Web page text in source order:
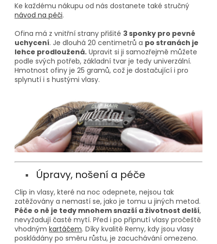
Ke každému nákupu od nás dostanete také stručný
návod na péči.
Ofina má z vnitřní strany přišité 3 sponky pro pevné
uchycení. Je dlouhá 20 centimetrů a po stranách je
lehce prodloužená. Upravit si ji samozřejmě můžete
podle svých potřeb, základní tvar je tedy univerzální.
Hmotnost ofiny je 25 gramů, což je dostačující i pro
splynutí i s hustými vlasy.
Úpravy, nošení a péče
Clip in vlasy, které na noc odepnete, nejsou tak
zatěžovány a nemastí se, jako je tomu u jiných metod.
Péče o ně je tedy mnohem snazší a životnost delší,
nevyžadují časté mytí. Před i po připnutí vlasy pročeště
vhodným kartáčem. Díky kvalitě Remy, kdy jsou vlasy
poskládány po směru růstu, je zacuchávání omezeno.